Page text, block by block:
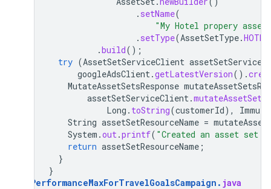
. setName(
"My Hotel propery
. setType(AssetSetType.
.build();
try (AssetSetServiceClient
googleAdsClient.getLatestVersion().
MutateAssetSetsResponse
assetSetServiceClient.mutateAssetSets
Long . toString(customerId),
String assetSetResourceName =
System .out.printf( "Created an asset set
return assetSetResourceName ;
}
}
AddPerformanceMaxForTravelGoalsCampaign . java